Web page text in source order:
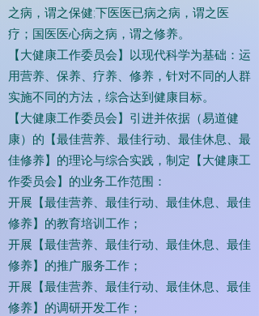
之病，谓之保健;下医医已病之病，谓之医
疗；国医医心病之病，谓之修养。
【大健康工作委员会】以现代科学为基础：运
用营养、保养、疗养、修养，针对不同的人群
实施不同的方法，综合达到健康目标。
【大健康工作委员会】引进并依据（易道健
康）的【最佳营养、最佳行动、最佳休息、最
佳修养】的理论与综合实践，制定【大健康工
作委员会】的业务工作范围：
开展【最佳营养、最佳行动、最佳休息、最佳
修养】的教育培训工作；
开展【最佳营养、最佳行动、最佳休息、最佳
修养】的推广服务工作；
开展【最佳营养、最佳行动、最佳休息、最佳
修养】的调研开发工作；